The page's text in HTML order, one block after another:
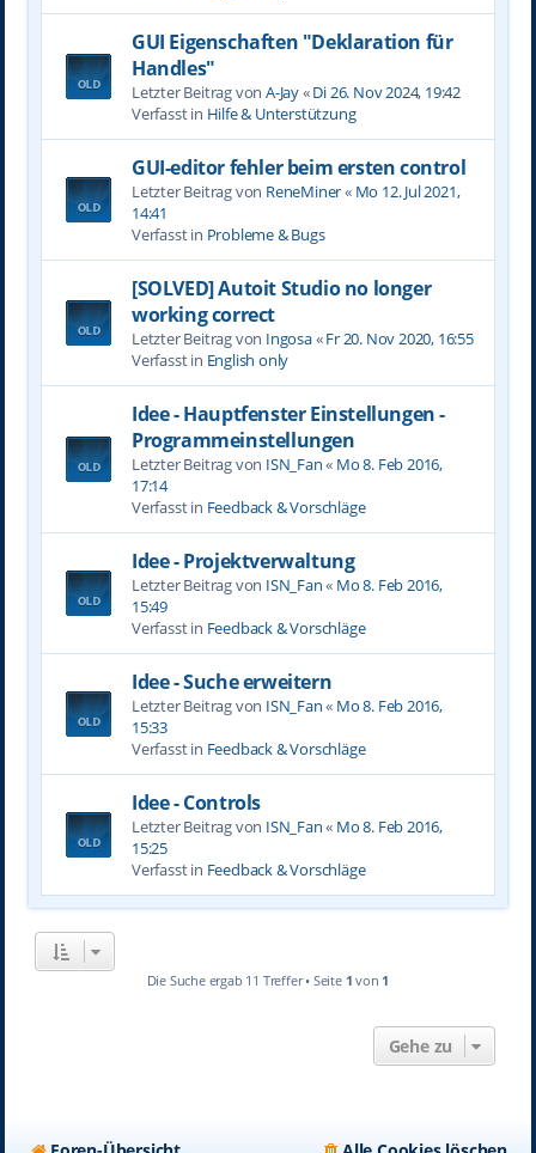
GUI Eigenschaften "Deklaration für
Handles"
Letzter Beitrag von A-Jay«Di 26. Nov 2024, 19:42
Verfasst in Hilfe & Unterstützung
GUI-editor fehler beim ersten control
Letzter Beitrag von ReneMiner« Mo 12. Jul 2021,
14:41
Verfasst in Probleme & Bugs
[SOLVED] Autoit Studio no longer
working correct
Letzter Beitrag von Ingosa«Fr 20. Nov 2020, 16:55
Verfasst in English only
Idee - Hauptfenster Einstellungen -
Programmeinstellungen
Letzter Beitrag von ISN_Fan« Mo 8. Feb 2016,
17:14
Verfasst in Feedback & Vorschläge
Idee - Projektverwaltung
Letzter Beitrag von ISN_Fan« Mo 8. Feb 2016,
15:49
Verfasst in Feedback & Vorschläge
Idee - Suche erweitern
Letzter Beitrag von ISN_Fan« Mo 8. Feb 2016,
15:33
Verfasst in Feedback & Vorschläge
Idee - Controls
Letzter Beitrag von ISN_Fan« Mo 8. Feb 2016,
15:25
Verfasst in Feedback & Vorschläge
Die Suche ergab 11 Treffer • Seite 1 von 1
Gehe zu